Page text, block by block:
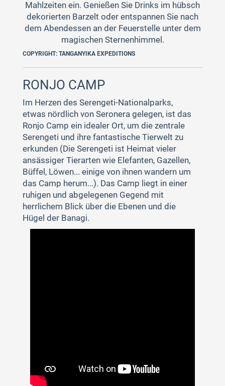
Mahlzeiten ein. Genießen Sie Drinks im hübsch
dekorierten Barzelt oder entspannen Sie nach
dem Abendessen an der Feuerstelle unter dem
magischen Sternenhimmel.
COPYRIGHT: TANGANYIKA EXPEDITIONS
RONJO CAMP
Im Herzen des Serengeti-Nationalparks,
etwas nördlich von Seronera gelegen, ist das
Ronjo Camp ein idealer Ort, um die zentrale
Serengeti und ihre fantastische Tierwelt zu
erkunden (Die Serengeti ist Heimat vieler
ansässiger Tierarten wie Elefanten, Gazellen,
Büffel, Löwen... einige von ihnen wandern um
das Camp herum...). Das Camp liegt in einer
ruhigen und abgelegenen Gegend mit
herrlichem Blick über die Ebenen und die
Hügel der Banagi.